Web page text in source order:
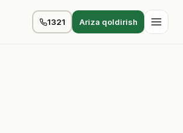
1321 Ariza qoldirish